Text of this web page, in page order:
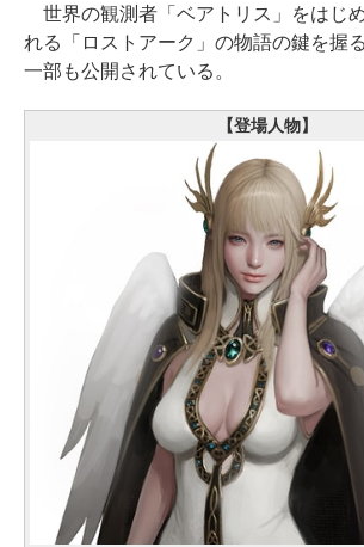
世界の観測者「ベアトリス」をはじ
れる「ロストアーク」の物語の鍵を握
一部も公開されている。
【登場人物】